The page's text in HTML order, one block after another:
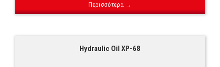
Περισσότερα →
Hydraulic Oil XP-68